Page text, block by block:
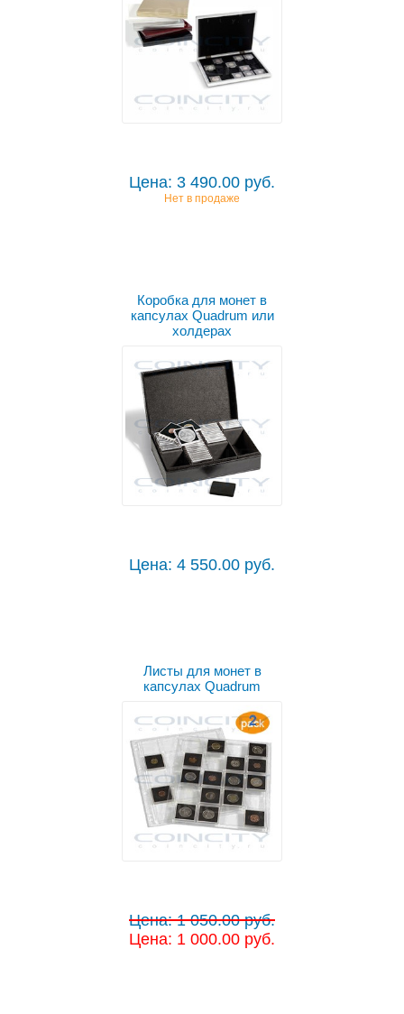
Цена: 3 490.00 руб.
Нет в продаже
Коробка для монет в
капсулах Quadrum или
холдерах
Цена: 4 550.00 руб.
Листы для монет в
капсулах Quadrum
Цена: 1 050.00 руб.
Цена: 1 000.00 руб.